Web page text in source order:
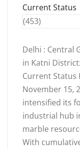
Current Status
(453)
Delhi : Central
in Katni
Current Status
November 15,
intensified its
industrial hub
marble
With